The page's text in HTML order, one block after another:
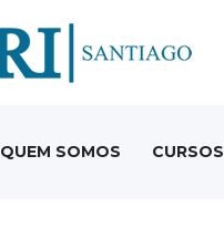
QUEM SOMOS CURSOS